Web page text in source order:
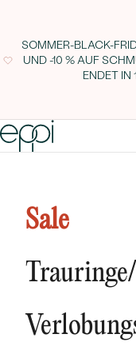
SOMMER-BLACK-
UND -10 % AUF
ENDET IN
Sale
NEUHEITEN
Smaragden